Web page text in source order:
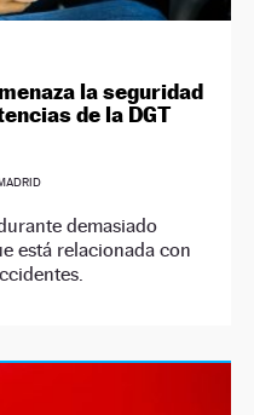
la seguridad
de la DGT
demasiado
está relacionada con